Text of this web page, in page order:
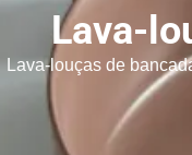
Lava-
Lava-louças de